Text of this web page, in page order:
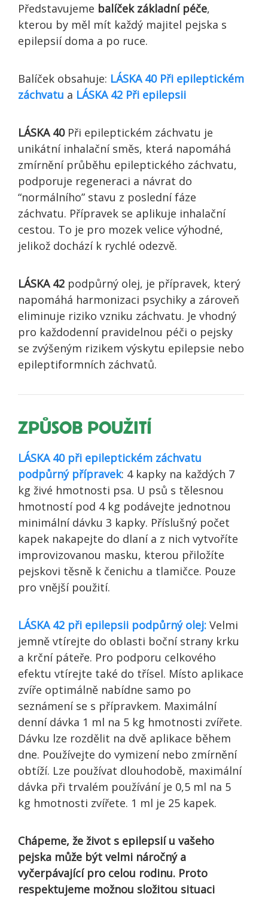
Představujeme balíček základní péče,
kterou by měl mít každý majitel pejska s
epilepsií doma a po ruce.
Balíček obsahuje: LÁSKA 40 Při epileptickém
záchvatu a LÁSKA 42 Při epilepsii
LÁSKA 40Při epileptickém záchvatu je
unikátní inhalační směs, která napomáhá
zmírnění průběhu epileptického záchvatu,
podporuje regeneraci a návrat do
“normálního” stavu z poslední fáze
záchvatu. Přípravek se aplikuje inhalační
cestou. To je pro mozek velice výhodné,
jelikož dochází k rychlé odezvě.
LÁSKA 42 podpůrný olej, je přípravek, který
napomáhá harmonizaci psychiky a zároveň
eliminuje riziko vzniku záchvatu. Je vhodný
pro každodenní pravidelnou péči o pejsky
se zvýšeným rizikem výskytu epilepsie nebo
epileptiformních záchvatů.
ZPŮSOB POUŽITÍ
LÁSKA 40 při epileptickém záchvatu
podpůrný přípravek: 4 kapky na každých 7
kg živé hmotnosti psa. U psů s tělesnou
hmotností pod 4 kg podávejte jednotnou
minimální dávku 3 kapky. Příslušný počet
kapek nakapejte do dlaní a z nich vytvoříte
improvizovanou masku, kterou přiložíte
pejskovi těsně k čenichu a tlamičce. Pouze
pro vnější použití.
LÁSKA 42 při epilepsii podpůrný olej: Velmi
jemně vtírejte do oblasti boční strany krku
a krční páteře. Pro podporu celkového
efektu vtírejte také do třísel. Místo aplikace
zvíře optimálně nabídne samo po
seznámení se s přípravkem. Maximální
denní dávka 1 ml na 5 kg hmotnosti zvířete.
Dávku lze rozdělit na dvě aplikace během
dne. Používejte do vymizení nebo zmírnění
obtíží. Lze používat dlouhodobě, maximální
dávka při trvalém používání je 0,5 ml na 5
kg hmotnosti zvířete. 1 ml je 25 kapek.
Chápeme, že život s epilepsií u vašeho
pejska může být velmi náročný a
vyčerpávající pro celou rodinu. Proto
respektujeme možnou složitou situaci